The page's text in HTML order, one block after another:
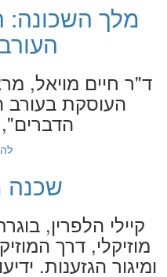
מלך השכונה:
ד"ר חיים מויאל,
הדברים", 15.7.2017
שכנה
קיילי הלפרין,
מוזיקלי, דרך
ומיגור הגזענות.